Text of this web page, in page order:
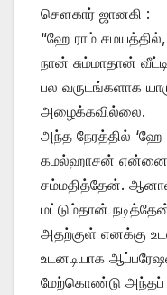
சௌகார் ஜானகி :
“ஹே ராம் சமயத்தில்,
நான் சும்மாதான்
பல வருடங்களாக
அழைக்கவில்லை.
அந்த நேரத்தில் ‘ஹே
கமல்ஹாசன் என்னை
சம்மதித்தேன். ஆனால்
மட்டும்தான்
அதற்குள் எனக்கு
உடனடியாக
மேற்கொண்டு அந்தப்